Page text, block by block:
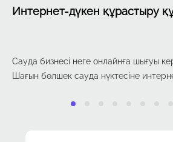
Интернет-дүкен құрастыру
Сауда бизнесі неге онлайнға шығуы
Шағын бөлшек сауда нүктесіне
жүргізуге бола ма?